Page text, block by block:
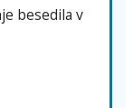
besedila v